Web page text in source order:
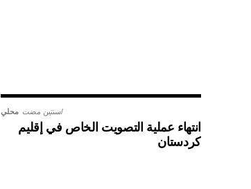
محلي سنتين مضت
انتهاء عملية التصويت الخاص في إقليم
كردستان